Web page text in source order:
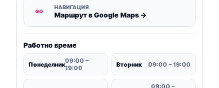
GO
НАВИГАЦИЯ
Маршрут в Google Maps →
Работно време
Понеделник09:00 –
19:00
Вторник 09:00 – 19:00
09:00 –